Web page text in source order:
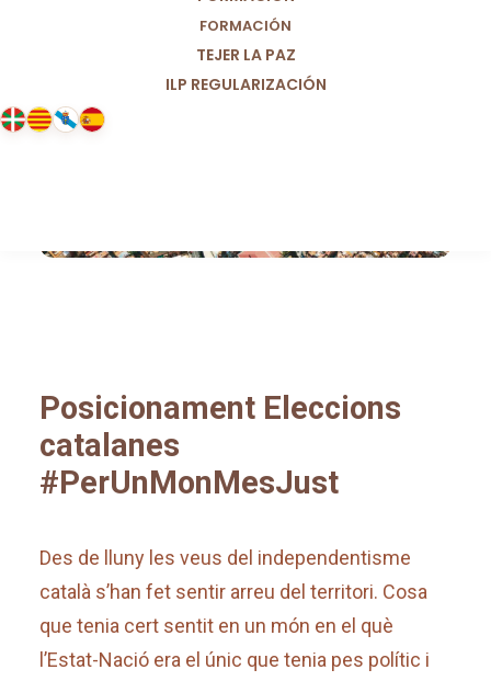
FORMACIÓN
TEJER LA PAZ
ILP REGULARIZACIÓN
Posicionament Eleccions
catalanes
#PerUnMonMesJust
Des de lluny les veus del independentisme
català s’han fet sentir arreu del territori. Cosa
que tenia cert sentit en un món en el què
l’Estat-Nació era el únic que tenia pes polític i